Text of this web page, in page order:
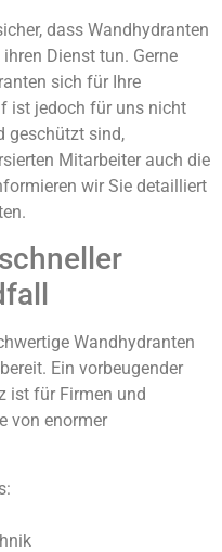
dass Wandhydranten
Dienst tun. Gerne
sich für Ihre
ist jedoch für uns nicht
geschützt sind,
Mitarbeiter auch die
wir Sie detailliert
Wandhydranten
Ein vorbeugender
ist für Firmen und
von enormer